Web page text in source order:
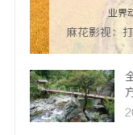
业界
麻花影视：
地